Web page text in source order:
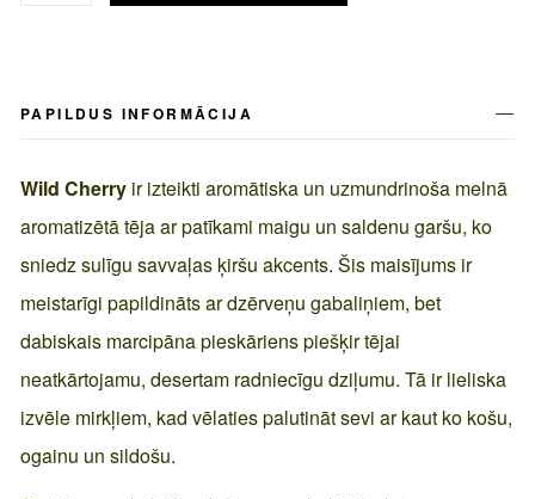
PAPILDUS INFORMĀCIJA
Wild Cherry ir izteikti aromātiska un uzmundrinoša melnā
aromatizētā tēja ar patīkami maigu un saldenu garšu, ko
sniedz sulīgu savvaļas ķiršu akcents. Šis maisījums ir
meistarīgi papildināts ar dzērveņu gabaliņiem, bet
dabiskais marcipāna pieskāriens piešķir tējai
neatkārtojamu, desertam radniecīgu dziļumu. Tā ir lieliska
izvēle mirkļiem, kad vēlaties palutināt sevi ar kaut ko košu,
ogainu un sildošu.